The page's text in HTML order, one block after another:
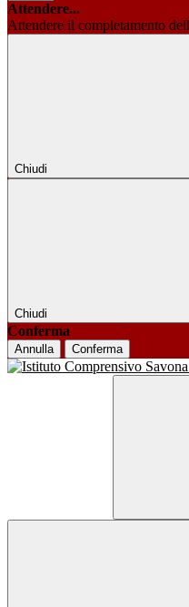
Attendere...
Attendere il completamento
Chiudi
Chiudi
Conferma
Annulla Conferma